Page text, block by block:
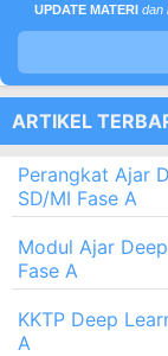
UPDATE MATERI dan
ARTIKEL
Perangkat Ajar
SD/MI Fase A
Modul Ajar
Fase A
KKTP Deep
A